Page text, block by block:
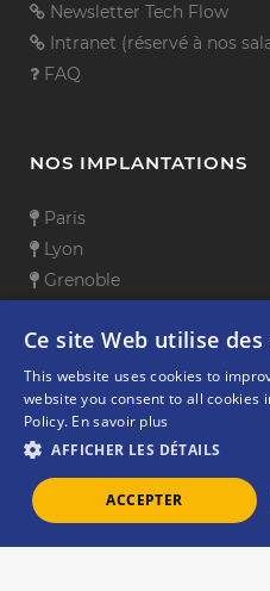
Newsletter Tech Flow
Intranet (réservé à nos
FAQ
NOS IMPLANTATIONS
Paris
Lyon
Grenoble
Aix-en-Provence
Toulouse
Rennes
Lille
Ce site Web utilise des
This website uses cookies to
website you consent to all cookies
Policy. En savoir plus
AFFICHER LES DÉTAILS
ACCEPTER